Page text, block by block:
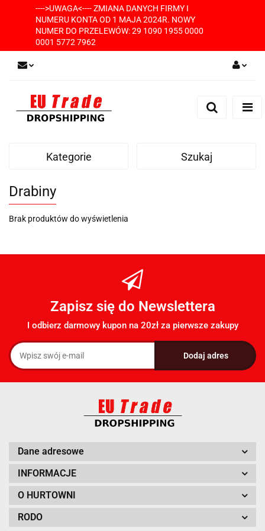
---->UWAGA<---- ZMIANA DANYCH FIRMY I
NUMERU KONTA OD 1 MAJA 2024R. NOWY
NUMER DO PRZELEWÓW: 29 1090 1955 0000
0001 5772 7962
Zarejestruj się
Kategorie Szukaj
Drabiny
Brak produktów do wyświetlenia
Zapisz się do Newslettera
I odbierz darmowy kupon na 20zł za pierwsze zakupy
Dane adresowe
INFORMACJE
O HURTOWNI
RODO